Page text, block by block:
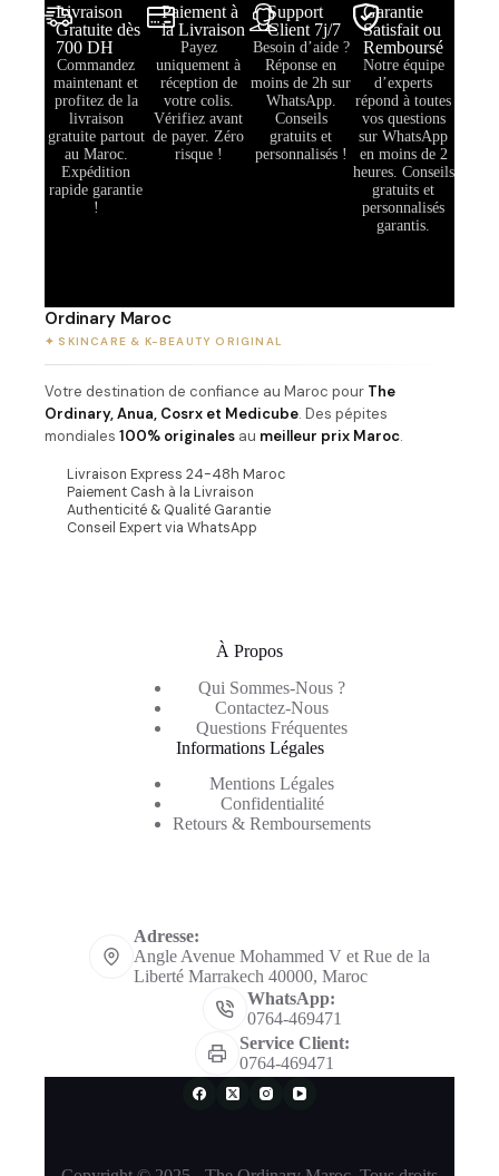
Livraison
Gratuite dès
700 DH
Commandez
maintenant et
profitez de la
livraison
gratuite partout
au Maroc.
Expédition
rapide garantie
!
Paiement à
la Livraison
Payez
uniquement à
réception de
votre colis.
Vérifiez avant
de payer. Zéro
risque !
Support
Client 7j/7
Besoin d’aide ?
Réponse en
moins de 2h sur
WhatsApp.
Conseils
gratuits et
personnalisés !
Garantie
Satisfait ou
Remboursé
Notre équipe
d’experts
répond à toutes
vos questions
sur WhatsApp
en moins de 2
heures. Conseils
gratuits et
personnalisés
garantis.
Ordinary Maroc
✦ SKINCARE & K-BEAUTY ORIGINAL
Votre destination de confiance au Maroc pour The
Ordinary, Anua, Cosrx et Medicube. Des pépites
mondiales 100% originales au meilleur prix Maroc.
Livraison Express 24-48h Maroc
Paiement Cash à la Livraison
Authenticité & Qualité Garantie
Conseil Expert via WhatsApp
À Propos
Qui Sommes-Nous ?
Contactez-Nous
Questions Fréquentes
Informations Légales
Mentions Légales
Confidentialité
Retours & Remboursements
Adresse:
Angle Avenue Mohammed V et Rue de la
Liberté Marrakech 40000, Maroc
WhatsApp:
0764-469471
Service Client:
0764-469471